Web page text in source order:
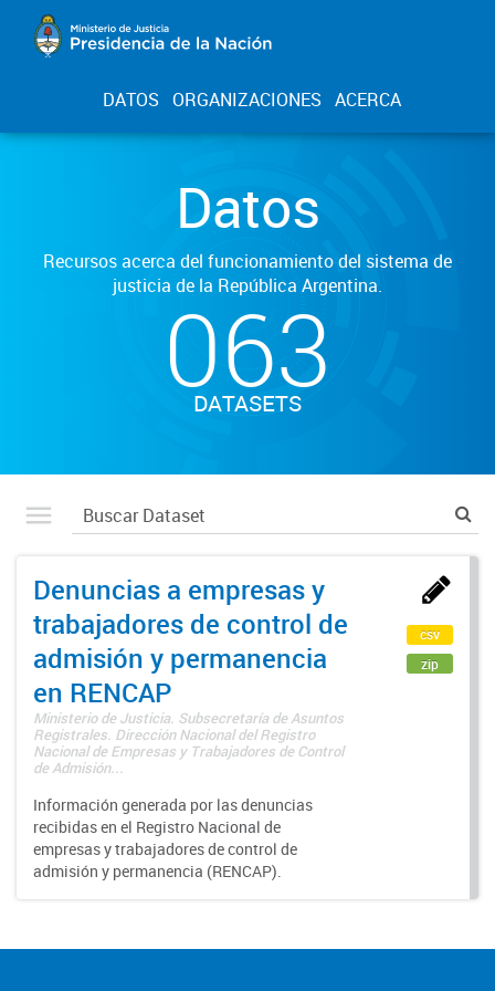
DATOS ORGANIZACIONES ACERCA
Datos
Recursos acerca del funcionamiento del sistema de
justicia de la República Argentina.
063
DATASETS
Denuncias a empresas y
trabajadores de control de
admisión y permanencia
en RENCAP
Ministerio de Justicia. Subsecretaría de Asuntos
Registrales. Dirección Nacional del Registro
Nacional de Empresas y Trabajadores de Control
de Admisión...
Información generada por las denuncias
recibidas en el Registro Nacional de
empresas y trabajadores de control de
admisión y permanencia (RENCAP).
csv
zip